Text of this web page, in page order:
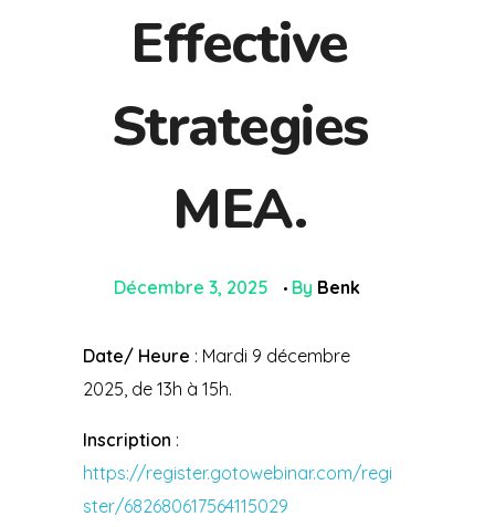
Effective
Strategies
MEA.
Décembre 3, 2025 By Benk
Date/ Heure : Mardi 9 décembre
2025, de 13h à 15h.
Inscription :
https://register.gotowebinar.com/regi
ster/682680617564115029